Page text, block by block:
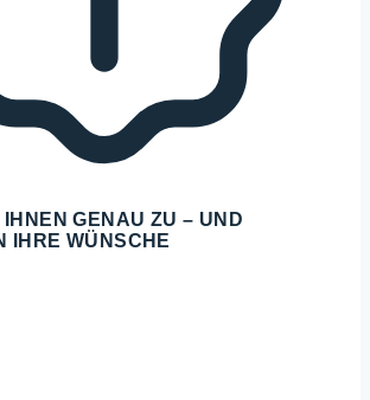
GENAU ZU – UND
IHRE WÜNSCHE